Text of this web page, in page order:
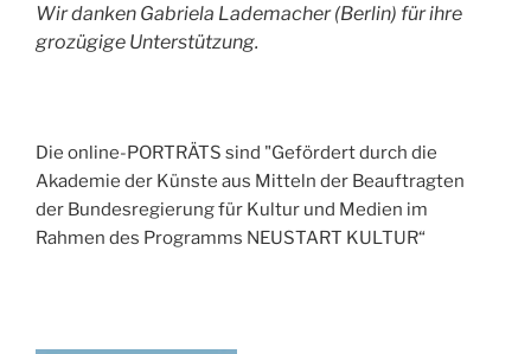
Wir danken Gabriela Lademacher (Berlin) für ihre
grozügige Unterstützung.
Die online-PORTRÄTS sind "Gefördert durch die
Akademie der Künste aus Mitteln der Beauftragten
der Bundesregierung für Kultur und Medien im
Rahmen des Programms NEUSTART KULTUR“